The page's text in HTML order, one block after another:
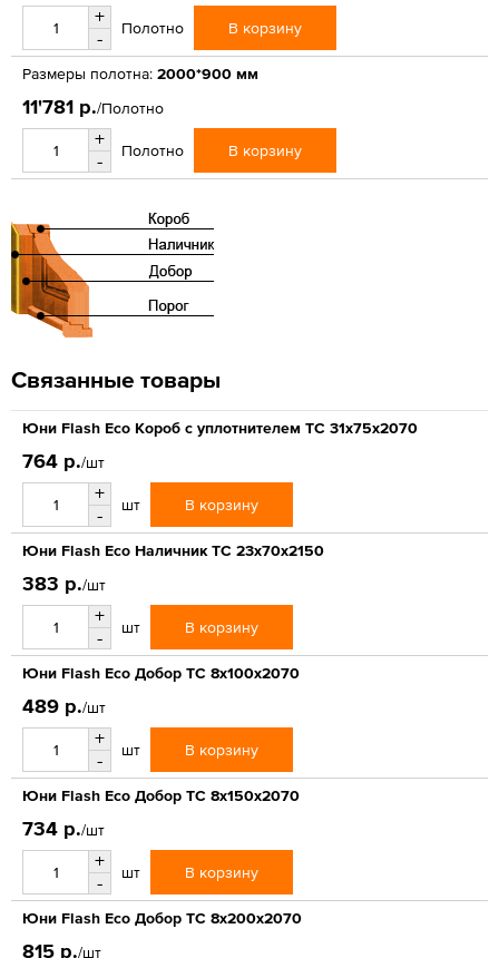
+
-
Полотно В корзину
Размеры полотна: 2000*900 мм
11'781 р./Полотно
+
-
Полотно В корзину
Связанные товары
Юни Flash Eco Короб с уплотнителем ТС 31x75x2070
764 р./шт
+
-
шт В корзину
Юни Flash Eco Наличник ТС 23x70x2150
383 р./шт
+
-
шт В корзину
Юни Flash Eco Добор ТС 8x100x2070
489 р./шт
+
-
шт В корзину
Юни Flash Eco Добор ТС 8x150x2070
734 р./шт
+
-
шт В корзину
Юни Flash Eco Добор ТС 8x200x2070
815 р./шт